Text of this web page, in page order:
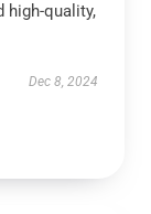
high-quality,
Dec 8, 2024